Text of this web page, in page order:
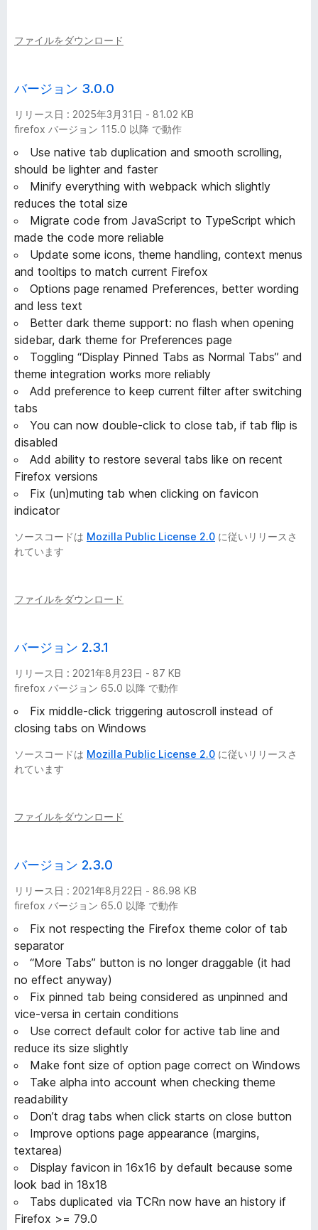
バ
ー
ジ
ョ
ン
ファイルをダウンロード
バージョン 3.0.0
リリース日 : 2025年3月31日 - 81.02 KB
firefox バージョン 115.0 以降 で動作
Use native tab duplication and smooth scrolling,
should be lighter and faster
Minify everything with webpack which slightly
reduces the total size
Migrate code from JavaScript to TypeScript which
made the code more reliable
Update some icons, theme handling, context menus
and tooltips to match current Firefox
Options page renamed Preferences, better wording
and less text
Better dark theme support: no flash when opening
sidebar, dark theme for Preferences page
Toggling “Display Pinned Tabs as Normal Tabs” and
theme integration works more reliably
Add preference to keep current filter after switching
tabs
You can now double-click to close tab, if tab flip is
disabled
Add ability to restore several tabs like on recent
Firefox versions
Fix (un)muting tab when clicking on favicon
indicator
ソースコードは Mozilla Public License 2.0 に従いリリースさ
れています
ファイルをダウンロード
バージョン 2.3.1
リリース日 : 2021年8月23日 - 87 KB
firefox バージョン 65.0 以降 で動作
Fix middle-click triggering autoscroll instead of
closing tabs on Windows
ソースコードは Mozilla Public License 2.0 に従いリリースさ
れています
ファイルをダウンロード
バージョン 2.3.0
リリース日 : 2021年8月22日 - 86.98 KB
firefox バージョン 65.0 以降 で動作
Fix not respecting the Firefox theme color of tab
separator
“More Tabs” button is no longer draggable (it had
no effect anyway)
Fix pinned tab being considered as unpinned and
vice-versa in certain conditions
Use correct default color for active tab line and
reduce its size slightly
Make font size of option page correct on Windows
Take alpha into account when checking theme
readability
Don’t drag tabs when click starts on close button
Improve options page appearance (margins,
textarea)
Display favicon in 16x16 by default because some
look bad in 18x18
Tabs duplicated via TCRn now have an history if
Firefox >= 79.0